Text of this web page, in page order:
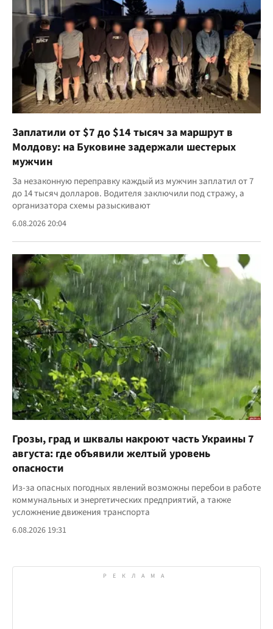
Заплатили от $7 до $14 тысяч за маршрут в
Молдову: на Буковине задержали шестерых
мужчин
За незаконную переправку каждый из мужчин заплатил от 7
до 14 тысяч долларов. Водителя заключили под стражу, а
организатора схемы разыскивают
6.08.2026 20:04
Грозы, град и шквалы накроют часть Украины 7
августа: где объявили желтый уровень
опасности
Из-за опасных погодных явлений возможны перебои в работе
коммунальных и энергетических предприятий, а также
усложнение движения транспорта
6.08.2026 19:31